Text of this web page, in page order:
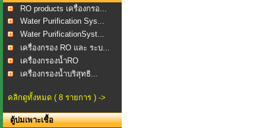
RO products เครื่องกรอ...
Water Purification Sys...
Water PurificationSyst...
เครื่องกรอง RO และ ระบ...
เครื่องกรองน้ำRO
เครื่องกรองน้ำบริสุทธิ...
คลิกดูทั้งหมด ( 8 รายการ ) ->
ตู้บ่มเพาะเชื้อ